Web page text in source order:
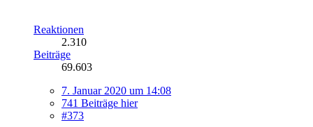
Reaktionen
2.310
Beiträge
69.603
7. Januar 2020 um 14:08
741 Beiträge hier
#373